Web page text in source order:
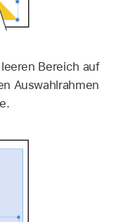
Bereich auf
Auswahlrahmen